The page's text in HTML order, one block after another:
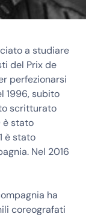
a studiare
del Prix de
perfezionarsi
1996, subito
scritturato
è stato
è stato
Nel 2016
ha
coreografati